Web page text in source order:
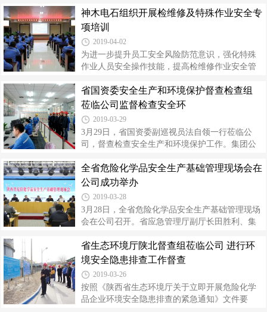
册》《安全文化手册》等，培育员工安全价值
观，培养员工安全行为习惯；举办月度安全文化
活动、安全文化墙展示、安
公司范围内开展危险化学品安全隐患排查专项行
动。 检查过程中，公司强调，各部门、分厂要结
合省应急管理厅和集团公司相关文件要求，高度
重视各类安全隐患的排查治理工作，重点对涉及
易燃易爆、有毒有害危险化学品的装置区、消防
系统、应急物资、自控设施、特种设备等方面进
行检查。 同时要求各单位要坚决杜绝对各类违章
和隐患习以为常的心态，深入监管薄弱的区域，
突出重点，不留死角，不断强化重
神木电石组织开展检维修及特殊作业安全专
项培训
2019-04-02
为进一步提升员工安全风险防范意识，强化特殊
作业人员安全操作技能，提高检维修作业安全管
部组织开展检维修及特殊作业安全专项培训。各
部门、分厂管理人员及检修人员共122人参加了培
训。 此次培训，重点对检维修作业前的安全风险
分析、安全措施的落实，作业过程中常见的伤害
和预防，以及作业完成后的检查和验收等安全规
范要求进行了培训。同时，着重对动火、受限空
间、高处等特殊作业标准进行了详细讲解。期
间，结合行业事故案例视频、典型违章作业图片
以及发生在员工身边的“三违”行为等素
省国资委安全生产和环境保护督查检查组
莅临公司监督检查安全环
2019-03-29
3月29日，省国资委副巡视员法自领一行莅临公
司，督查检查安全生产和环境保护工作。集团公
事长薛卫东等陪同检查。 此次监督检查主要从公
司贯彻落实中、省安全生产和环境保护政策法规
情况、公司安全生产和环境保护责任制落实、机
构人员设置、制度措施、设备设施配备、应急预
案、值班值守、信息报送等建设和落实情况进行
了检查。 会上，公司就安全环保工作向督查检查
组一行作了汇报。督查检查组对陕投集团整体良
好的安全环保形势给予了高度评价，并对公司能
够认真贯彻落实照落实中、省安排部署，
全省危险化学品安全生产基础管理现场会在
公司成功举办
2019-03-28
3月28日，全省危险化学品安全生产基础管理现场
会在公司召开。省应急管理厅副厅长田胜利、集
长郭武存、榆林市政府副秘书长崔岭、应急管理
局局长高景林等莅临现场观摩指导。 上午会议开
始，榆林市副秘书长崔岭致欢迎辞，并对榆林市
能源产业情况、安全生产管理进行了简要概述。
公司董事长薛卫东作了题为“生命至上 以钢铁意志
夯实基础管理 安全第一 以使命担当护航行稳致
省生态环境厅陕北督查组莅临公司 进行环
境安全隐患排查工作督查
2019-03-26
按照《陕西省生态环境厅关于立即开展危险化学
品企业环境安全隐患排查的紧急通知》文件要